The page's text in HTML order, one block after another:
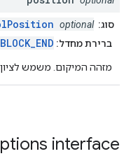
סוג: optional
ברירת מחדל:
מזהה המיקום. משמש
interface